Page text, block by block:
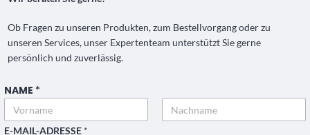
Ob Fragen zu unseren Produkten, zum Bestellvorgang oder zu
unseren Services, unser Expertenteam unterstützt Sie gerne
persönlich und zuverlässig.
NAME *
Vorname
E-MAIL-ADRESSE *